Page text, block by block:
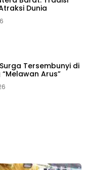
Dunia
Tersembunyi di
Arus”